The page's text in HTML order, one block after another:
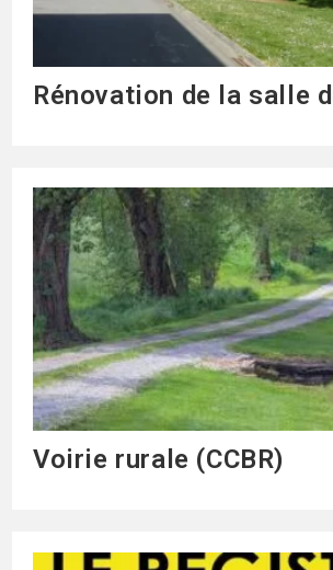
Rénovation de la salle
Voirie rurale (CCBR)